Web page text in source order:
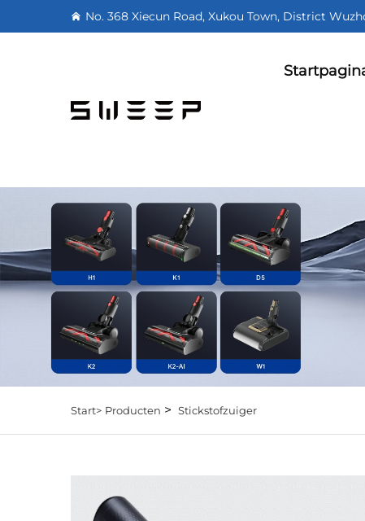
No. 368 Xiecun Road, Xukou Town, District
Start> Producten > Stickstofzuiger